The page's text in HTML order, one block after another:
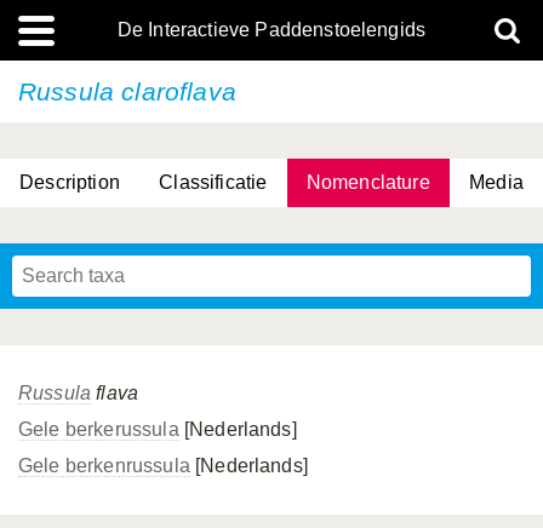
De Interactieve Paddenstoelengids
Russula claroflava
Description Classificatie Nomenclature Media
Russula flava
Gele berkerussula [Nederlands]
Gele berkenrussula [Nederlands]